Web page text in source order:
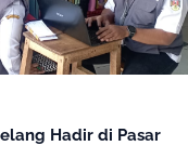
Hadir di Pasar